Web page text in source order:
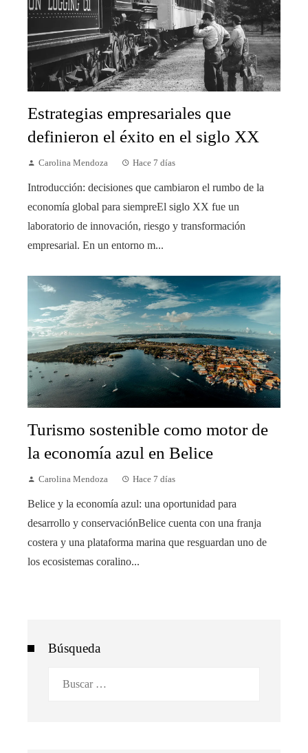
Estrategias empresariales que
definieron el éxito en el siglo XX
Carolina Mendoza Hace 7 días
Introducción: decisiones que cambiaron el rumbo de la
economía global para siempreEl siglo XX fue un
laboratorio de innovación, riesgo y transformación
empresarial. En un entorno m...
Turismo sostenible como motor de
la economía azul en Belice
Carolina Mendoza Hace 7 días
Belice y la economía azul: una oportunidad para
desarrollo y conservaciónBelice cuenta con una franja
costera y una plataforma marina que resguardan uno de
los ecosistemas coralino...
Búsqueda